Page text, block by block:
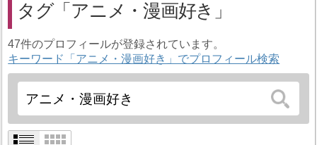
タグ アニメ・漫画好き
47件のプロフィールが登録されています。
キーワード「アニメ・漫画好き」でプロフィール検索